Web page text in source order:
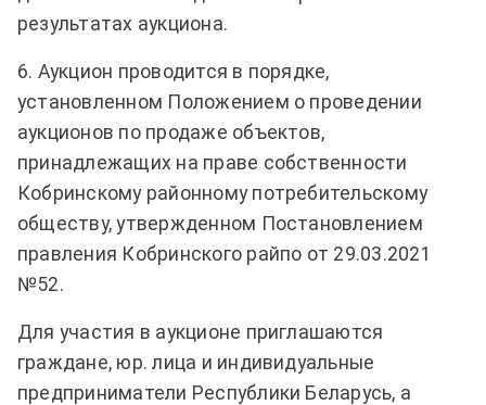
результатах аукциона.
6. Аукцион проводится в порядке,
установленном Положением о проведении
аукционов по продаже объектов,
принадлежащих на праве собственности
Кобринскому районному потребительскому
обществу, утвержденном Постановлением
правления Кобринского райпо от 29.03.2021
№52.
Для участия в аукционе приглашаются
граждане, юр. лица и индивидуальные
предприниматели Республики Беларусь, а